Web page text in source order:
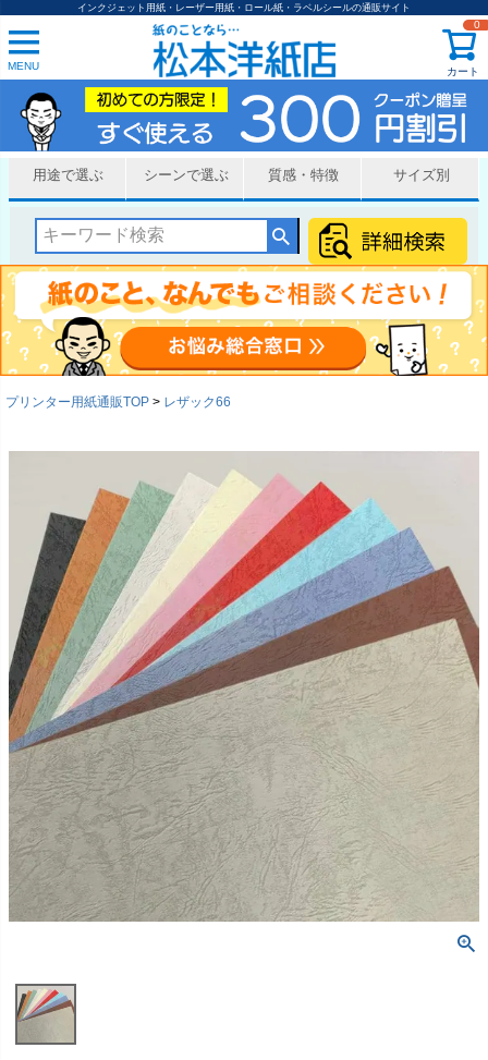
インクジェット用紙・レーザー用紙・ロール紙・ラベルシールの通販サイト
MENU カート
0
用途で選ぶ シーンで選ぶ 質感・特徴 サイズ別
プリンター用紙通販TOP レザック66